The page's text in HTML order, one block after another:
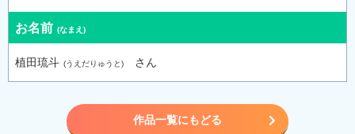
お名前
植田琉斗 さん
作品一覧にもどる